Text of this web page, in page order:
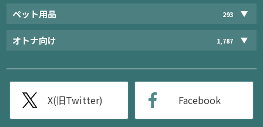
ペット用品 293
オトナ向け 1,787
X(旧Twitter) Facebook